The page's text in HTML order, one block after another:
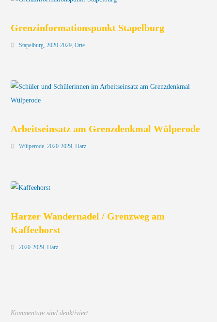
Grenzinformationspunkt Stapelburg
Stapelburg,2020-2029,Orte
Arbeitseinsatz am Grenzdenkmal Wülperode
Wülperode,2020-2029,Harz
Harzer Wandernadel / Grenzweg am
Kaffeehorst
2020-2029,Harz
Kommentare sind deaktiviert